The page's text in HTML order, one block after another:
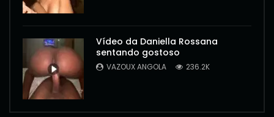
Vídeo da Daniella Rossana
sentando gostoso
VAZOUX ANGOLA 236.2K